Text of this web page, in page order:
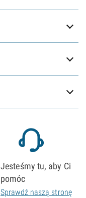
Jesteśmy tu, aby Ci
pomóc
Sprawdź naszą stronę